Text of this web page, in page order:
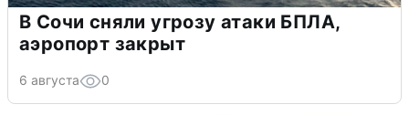
В Сочи сняли угрозу атаки БПЛА,
аэропорт закрыт
6 августа 0